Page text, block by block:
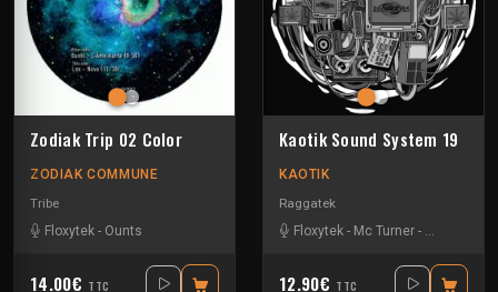
Zodiak Trip 02 Color
ZODIAK COMMUNE
Tribe
Floxytek - Ounts
14.00€ TTC
Kaotik Sound System 19
KAOTIK
Raggatek
Floxytek - Mc Turner -
12.90€ TTC